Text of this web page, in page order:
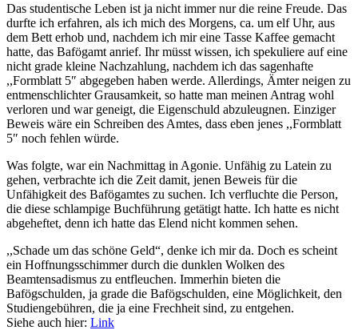
Das studentische Leben ist ja nicht immer nur die reine Freude. Das
durfte ich erfahren, als ich mich des Morgens, ca. um elf Uhr, aus
dem Bett erhob und, nachdem ich mir eine Tasse Kaffee gemacht
hatte, das Bafögamt anrief. Ihr müsst wissen, ich spekuliere auf eine
nicht grade kleine Nachzahlung, nachdem ich das sagenhafte
,,Formblatt 5″ abgegeben haben werde. Allerdings, Ämter neigen zu
entmenschlichter Grausamkeit, so hatte man meinen Antrag wohl
verloren und war geneigt, die Eigenschuld abzuleugnen. Einziger
Beweis wäre ein Schreiben des Amtes, dass eben jenes ,,Formblatt
5″ noch fehlen würde.
Was folgte, war ein Nachmittag in Agonie. Unfähig zu Latein zu
gehen, verbrachte ich die Zeit damit, jenen Beweis für die
Unfähigkeit des Bafögamtes zu suchen. Ich verfluchte die Person,
die diese schlampige Buchführung getätigt hatte. Ich hatte es nicht
abgeheftet, denn ich hatte das Elend nicht kommen sehen.
,,Schade um das schöne Geld“, denke ich mir da. Doch es scheint
ein Hoffnungsschimmer durch die dunklen Wolken des
Beamtensadismus zu entfleuchen. Immerhin bieten die
Bafögschulden, ja grade die Bafögschulden, eine Möglichkeit, den
Studiengebühren, die ja eine Frechheit sind, zu entgehen.
Siehe auch hier: Link